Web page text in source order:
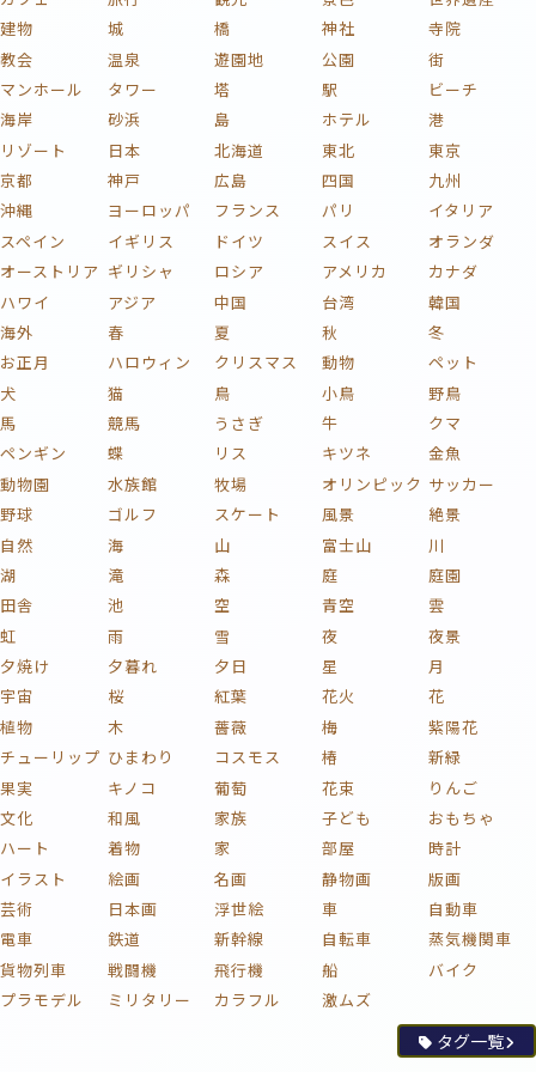
建物
城 橋 神社
寺院
教会
温泉 遊園地 公園
街
マンホール
タワー 塔 駅
ビーチ
海岸
砂浜 島 ホテル
港
リゾート
日本 北海道 東北
東京
京都
神戸 広島 四国
九州
沖縄
ヨーロッパ フランス パリ
イタリア
スペイン
イギリス ドイツ スイス
オランダ
オーストリア ギリシャ ロシア アメリカ
カナダ
ハワイ
アジア 中国 台湾
韓国
海外
春 夏 秋
冬
お正月
ハロウィン クリスマス 動物
ペット
犬
猫 鳥 小鳥
野鳥
馬
競馬 うさぎ 牛
クマ
ペンギン
蝶 リス キツネ
金魚
動物園
水族館 牧場 オリンピック サッカー
野球
ゴルフ スケート 風景
絶景
自然
海 山 富士山
川
湖
滝 森 庭
庭園
田舎
池 空 青空
雲
虹
雨 雪 夜
夜景
夕焼け
夕暮れ 夕日 星
月
宇宙
桜 紅葉 花火
花
植物
木 薔薇 梅
紫陽花
チューリップ ひまわり コスモス 椿
新緑
果実
キノコ 葡萄 花束
りんご
文化
和風 家族 子ども
おもちゃ
ハート
着物 家 部屋
時計
イラスト
絵画 名画 静物画
版画
芸術
日本画 浮世絵 車
自動車
電車
鉄道 新幹線 自転車
蒸気機関車
貨物列車
戦闘機 飛行機 船
バイク
プラモデル
ミリタリー カラフル 激ムズ
タグ一覧